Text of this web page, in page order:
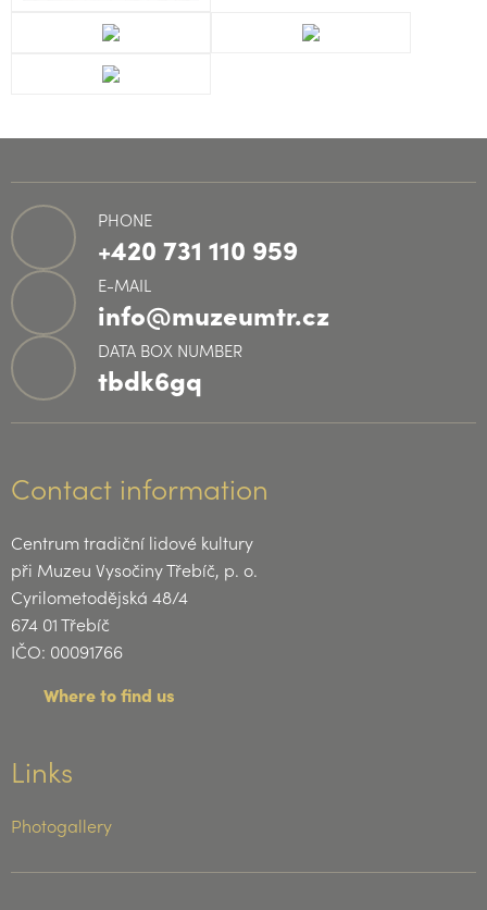
PHONE
+420 731 110 959
E-MAIL
info@muzeumtr.cz
DATA BOX NUMBER
tbdk6gq
Contact information
Centrum tradiční lidové kultury
při Muzeu Vysočiny Třebíč, p. o.
Cyrilometodějská 48/4
674 01 Třebíč
IČO: 00091766
Where to find us
Links
Photogallery